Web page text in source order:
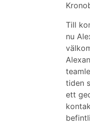
Till
nu
tiden
ett